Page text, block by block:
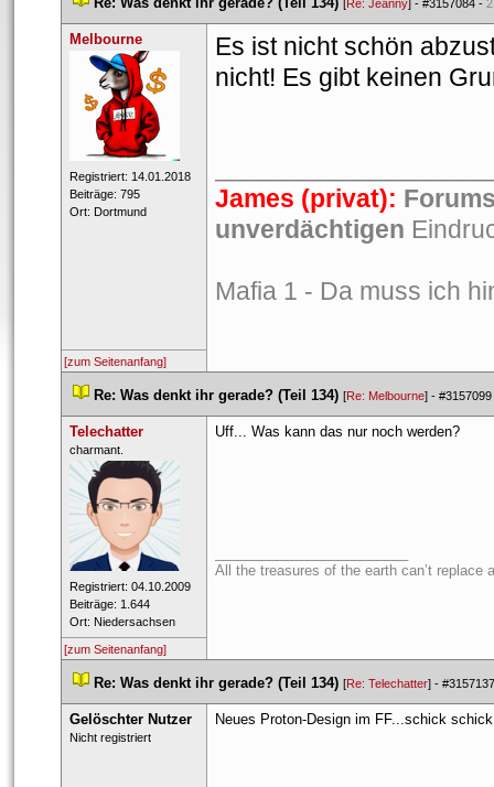
[Re: Jeanny] - #3157084 -
Melbourne
Registriert: 14.01.2018
Beiträge: 795
Ort: Dortmund
Es ist nicht schön
nicht! Es gibt keinen
James (privat):
unverdächtigen
Mafia 1 - Da muss ich
[zum Seitenanfang]
Re: Was denkt ihr gerade? (Teil 134) [Re: Melbourne] - #3157099
Telechatter
​charmant.
Registriert: 04.10.2009
Beiträge: 1.644
Ort: Niedersachsen
Uff... Was kann das nur noch werden?
All the treasures of the earth can’t replace
[zum Seitenanfang]
Re: Was denkt ihr gerade? (Teil 134) [Re: Telechatter] - #3157137
Gelöschter Nutzer
Nicht registriert
Neues Proton-Design im FF...schick